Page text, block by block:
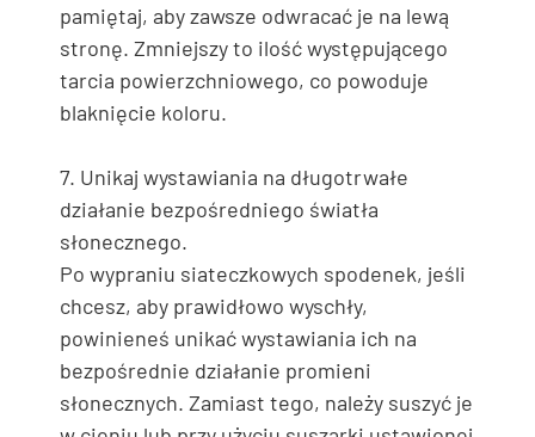
pamiętaj, aby zawsze odwracać je na lewą
stronę. Zmniejszy to ilość występującego
tarcia powierzchniowego, co powoduje
blaknięcie koloru.
7. Unikaj wystawiania na długotrwałe
działanie bezpośredniego światła
słonecznego.
Po wypraniu siateczkowych spodenek, jeśli
chcesz, aby prawidłowo wyschły,
powinieneś unikać wystawiania ich na
bezpośrednie działanie promieni
słonecznych. Zamiast tego, należy suszyć je